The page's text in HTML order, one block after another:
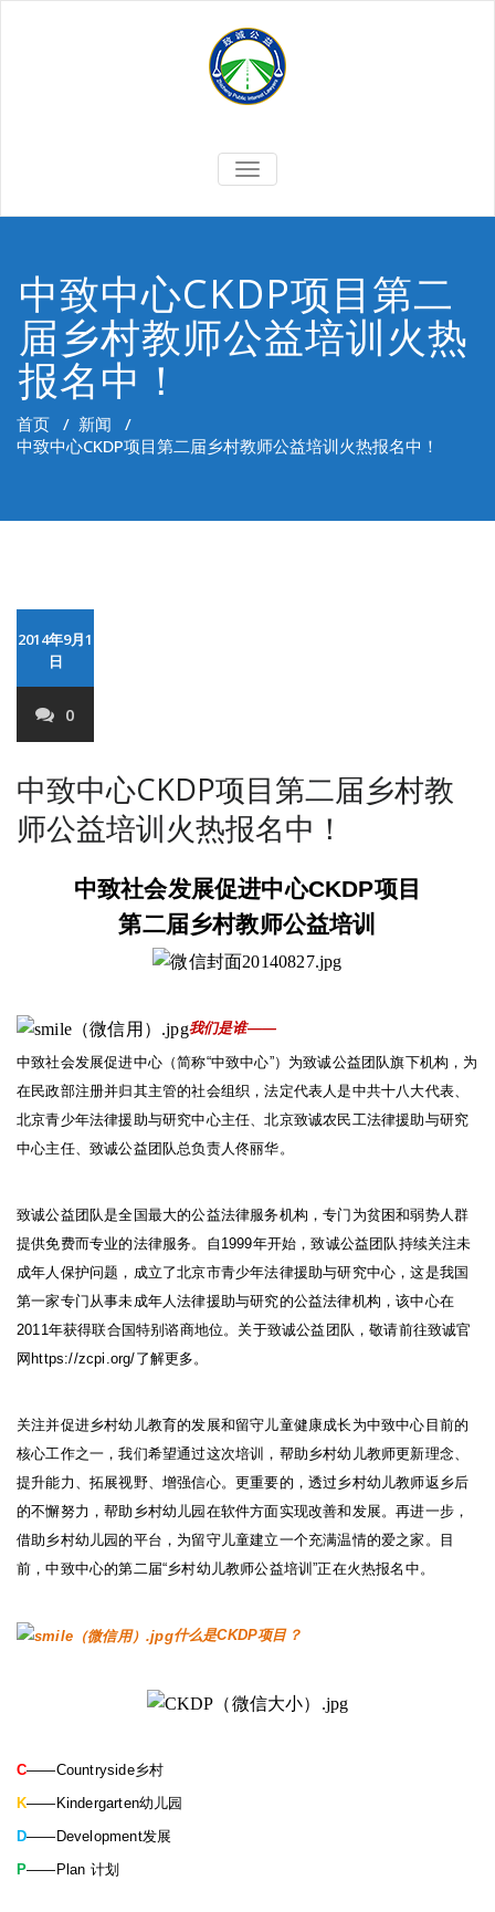
切
换
中致中心CKDP项目第二
届乡村教师公益培训火热
报名中！
首页 / 新闻 /
中致中心CKDP项目第二届乡村教师公益培训火热报名中！
2014年9月1
日
0
中致中心CKDP项目第二届乡村教
师公益培训火热报名中！
中致社会发展促进中心CKDP项目
第二届乡村教师公益培训
我们是谁——
中致社会发展促进中心（简称“中致中心”）为致诚公益团队旗下机构，为
在民政部注册并归其主管的社会组织，法定代表人是中共十八大代表、
北京青少年法律援助与研究中心主任、北京致诚农民工法律援助与研究
中心主任、致诚公益团队总负责人佟丽华。
致诚公益团队是全国最大的公益法律服务机构，专门为贫困和弱势人群
提供免费而专业的法律服务。自 1999年开始，致诚公益团队持续关注未
成年人保护问题，成立了北京市青少年法律援助与研究中心，这是我国
第一家专门从事未成年人法律援助与研究的公益法律机构，该中心在
2011年获得联合国特别谘商地位。关于致诚公益团队，敬请前往致诚官
网https://zcpi.org/了解更多。
关注并促进乡村幼儿教育的发展和留守儿童健康成长为中致中心目前的
核心工作之一，我们希望通过这次培训，帮助乡村幼儿教师更新理念、
提升能力、拓展视野、增强信心。更重要的，透过乡村幼儿教师返乡后
的不懈努力，帮助乡村幼儿园在软件方面实现改善和发展。再进一步，
借助乡村幼儿园的平台，为留守儿童建立一个充满温情的爱之家。目
前，中致中心的第二届“乡村幼儿教师公益培训”正在火热报名中。
什么是CKDP项目？
C——Countryside乡村
K——Kindergarten幼儿园
D——Development发展
P——Plan 计划